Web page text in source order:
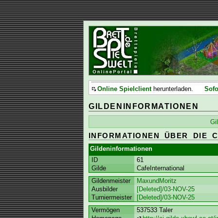
Online Spielclientherunterladen.
GILDENINFORMATIONEN
INFORMATIONEN ÜBER DIE
Gildeninformationen
ID
61
Gilde
CafeInternational
Gildenmeister
MaxundMoritz
Ausbilder
[Deleted]/03-NOV-25
Turniermeister
[Deleted]/03-NOV-25
Vermögen
537533 Taler